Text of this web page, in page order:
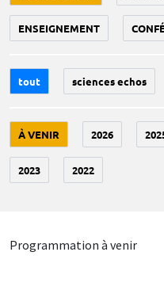
ENSEIGNEMENT
tout sciences echos
À VENIR 2026
2023 2022
Programmation à venir